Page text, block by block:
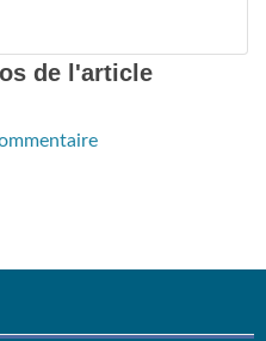
de l'article